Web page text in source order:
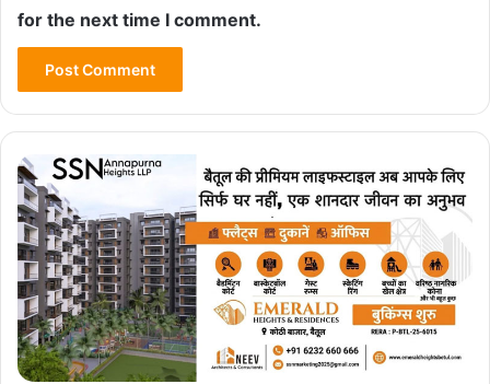
for the next time I comment.